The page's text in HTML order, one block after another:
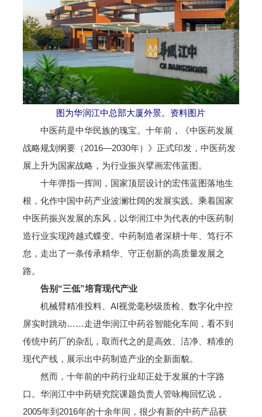
图为华润江中总部大厦外景。资料图片
中医药是中华民族的瑰宝。十年前，《中医药发展
战略规划纲要（2016—2030年）》正式印发，中医药发
展上升为国家战略，为行业振兴擘画宏伟蓝图。
十年弹指一挥间，国家顶层设计的宏伟蓝图落地生
根，化作中国中药产业波澜壮阔的发展实践。乘着国家
中医药振兴发展的东风，以华润江中为代表的中医药制
造行业实现跨越式蝶变。中药制造者深耕十年、笃行不
怠，走出了一条传承精华、守正创新的高质量发展之
路。
告别“三低”培育现代产业
机械臂精准投料、AI视觉毫秒级质检、数字化中控
屏实时跳动……走进华润江中药谷智能化车间，看不到
传统中药厂的杂乱，取而代之的是高效、洁净、精准的
现代产线，展示出中药制造产业的全新面貌。
然而，十年前的中药行业却正处于发展的十字路
口。华润江中中药研究院课题负责人管咏梅回忆说，
2005年到2016年的十余年间，很少有新的中药产品获